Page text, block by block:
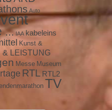
Auto
... IAA kabeleins
Kunst &
& LEISTUNG
Messe Museum
RTL RTL2
TV